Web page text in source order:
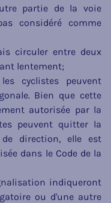
partie de la voie
considéré comme
circuler entre deux
lentement;
cyclistes peuvent
Bien que cette
autorisée par la
peuvent quitter la
direction, elle est
dans le Code de la
indiqueront
ou d'une autre